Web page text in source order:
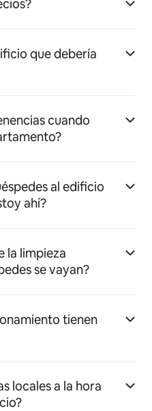
que debería
cuando
al edificio
ahí?
la limpieza
se vayan?
tienen
locales a la hora